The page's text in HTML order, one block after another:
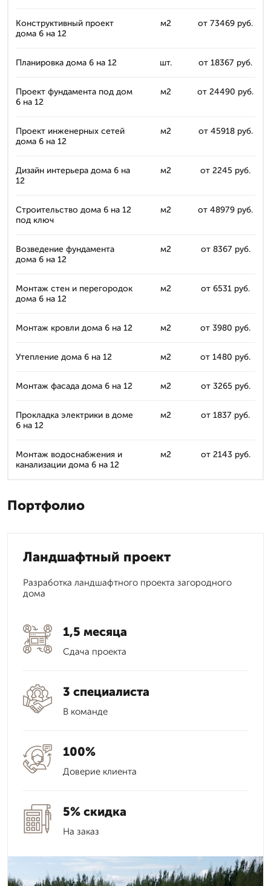
Конструктивный проект
дома 6 на 12
м2 от 73469 руб.
Планировка дома 6 на 12 шт. от 18367 руб.
Проект фундамента под дом
6 на 12
м2 от 24490 руб.
Проект инженерных сетей
дома 6 на 12
м2 от 45918 руб.
Дизайн интерьера дома 6 на
12
м2 от 2245 руб.
Строительство дома 6 на 12
под ключ
м2 от 48979 руб.
Возведение фундамента
дома 6 на 12
м2 от 8367 руб.
Монтаж стен и перегородок
дома 6 на 12
м2 от 6531 руб.
Монтаж кровли дома 6 на 12 м2 от 3980 руб.
Утепление дома 6 на 12 м2 от 1480 руб.
Монтаж фасада дома 6 на 12 м2 от 3265 руб.
Прокладка электрики в доме
6 на 12
м2 от 1837 руб.
Монтаж водоснабжения и
канализации дома 6 на 12
м2 от 2143 руб.
Портфолио
Ландшафтный проект
Разработка ландшафтного проекта загородного
дома
1,5 месяца
Сдача проекта
3 специалиста
В команде
100%
Доверие клиента
5% скидка
На заказ